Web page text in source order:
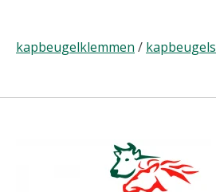
kapbeugelklemmen / kapbeugels